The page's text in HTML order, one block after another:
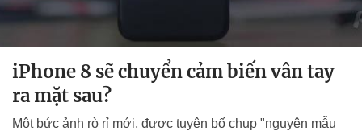
iPhone 8 sẽ chuyển cảm biến vân tay
ra mặt sau?
Một bức ảnh rò rỉ mới, được tuyên bố chụp "nguyên mẫu